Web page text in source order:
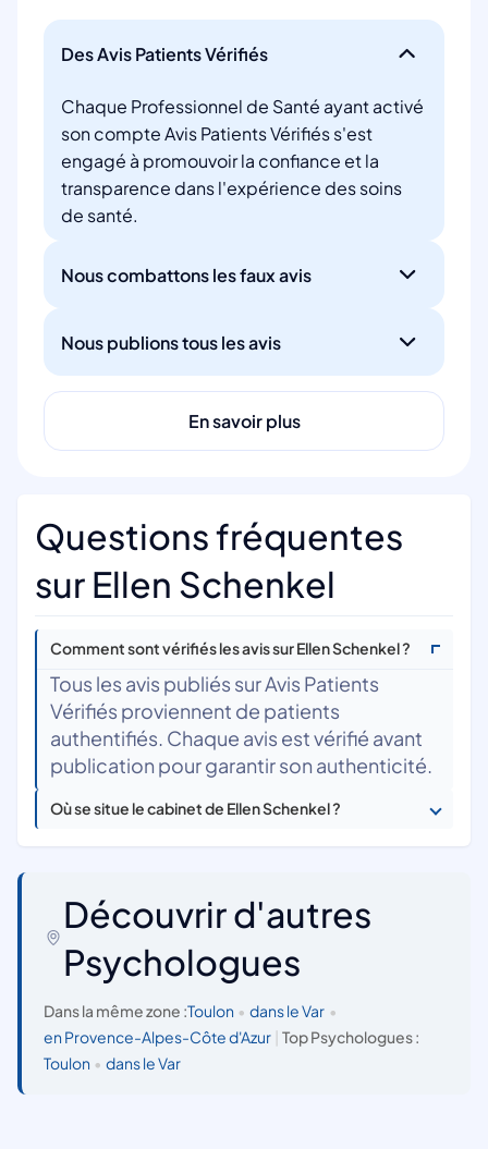
Des Avis Patients Vérifiés
Chaque Professionnel de Santé ayant activé
son compte Avis Patients Vérifiés s'est
engagé à promouvoir la confiance et la
transparence dans l'expérience des soins
de santé.
Nous combattons les faux avis
Nous publions tous les avis
En savoir plus
Questions fréquentes
sur Ellen Schenkel
Comment sont vérifiés les avis sur Ellen Schenkel ?
Tous les avis publiés sur Avis Patients
Vérifiés proviennent de patients
authentifiés. Chaque avis est vérifié avant
publication pour garantir son authenticité.
Où se situe le cabinet de Ellen Schenkel ?
Découvrir d'autres
Psychologues
Dans la même zone :Toulon • dans le Var •
en Provence-Alpes-Côte d'Azur
Top Psychologues :
Toulon • dans le Var